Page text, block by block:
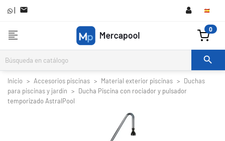
| 
format_align_left 0

Inicio Accesorios piscinas Material exterior piscinas
Duchas
para piscinas y jardín
Ducha Piscina con rociador y pulsador
temporizado AstralPool